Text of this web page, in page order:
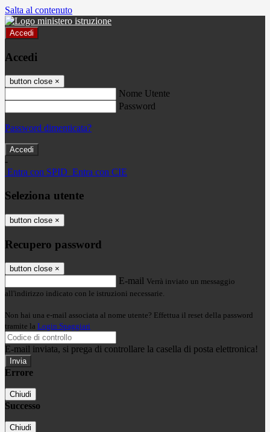
Salta al contenuto
Accedi
Accedi
button close ×
Nome Utente
Password
Password dimenticata?
-
Entra con SPID Entra con CIE
Seleziona utente
button close ×
Recupero password
button close ×
E-mail Verrà inviato un messaggio
all'indirizzo indicato con le istruzioni necessarie.
Non hai una e-mail associata al nome utente? Effettua il reset della password
tramite la Login Spaggiari
E-mail inviata, si prega di controllare la casella di posta elettronica!
Errore
Chiudi
Successo
Chiudi